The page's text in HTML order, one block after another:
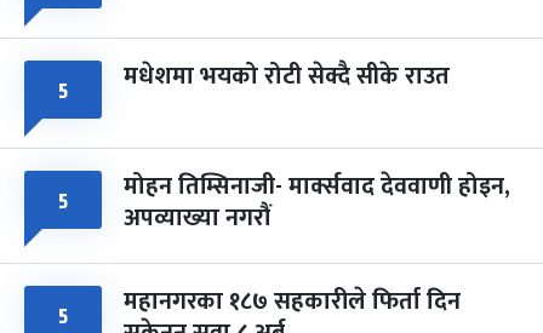
५ मधेशमा भयको रोटी सेक्दै सीके राउत
५ मोहन तिम्सिनाजी- मार्क्सवाद देववाणी होइन,
अपव्याख्या नगरौं
५ महानगरका १८७ सहकारीले फिर्ता दिन